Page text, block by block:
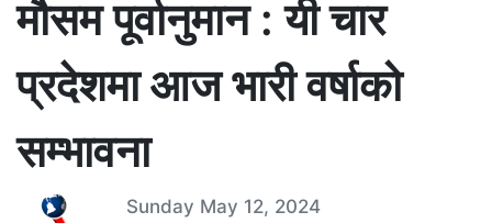
मौसम पूर्वानुमान : यी चार
प्रदेशमा आज भारी वर्षाको
सम्भावना
Sunday May 12, 2024